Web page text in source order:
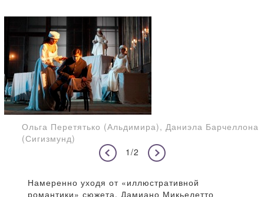
Ольга Перетятько (Альдимира), Даниэла Барчеллона
(Сигизмунд)
1/2
Намеренно уходя от «иллюстративной
романтики» сюжета, Дамиано Микьелетто